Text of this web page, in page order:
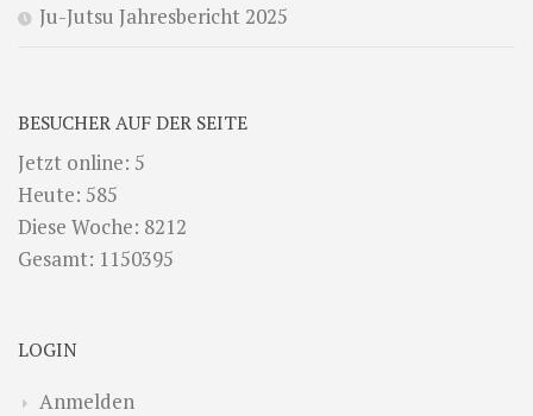
Ju-Jutsu Jahresbericht 2025
BESUCHER AUF DER SEITE
Jetzt online: 5
Heute: 585
Diese Woche: 8212
Gesamt: 1150395
LOGIN
Anmelden